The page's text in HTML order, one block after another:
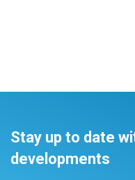
Stay up to date
developments